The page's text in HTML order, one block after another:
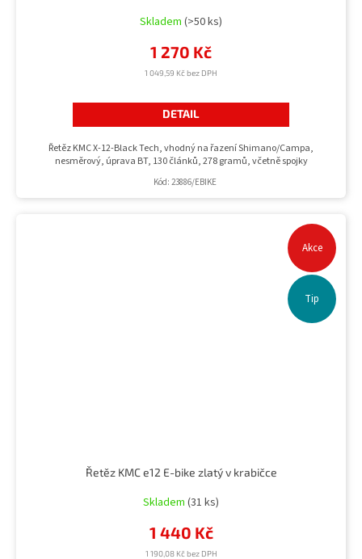
Skladem (>50 ks)
1 049,59 Kč bez DPH
1 270 Kč
DETAIL
Řetěz KMC X-12-Black Tech, vhodný na řazení Shimano/Campa,
nesměrový, úprava BT, 130 článků, 278 gramů, včetně spojky
Kód: 23886/EBIKE
Akce
Tip
Řetěz KMC e12 E-bike zlatý v krabičce
Skladem (31 ks)
1 190,08 Kč bez DPH
1 440 Kč